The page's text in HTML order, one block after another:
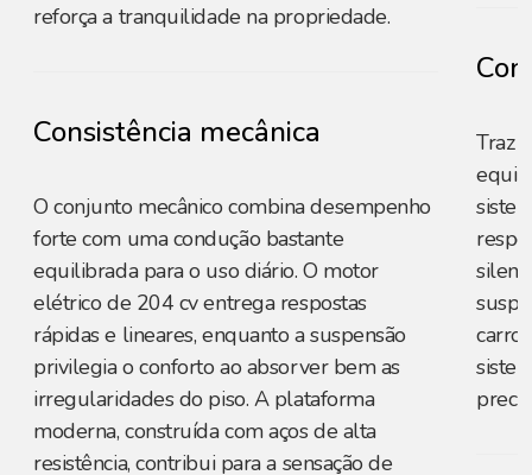
reforça a tranquilidade na propriedade.
Consistência mecânica
O conjunto mecânico combina desempenho
forte com uma condução bastante
equilibrada para o uso diário. O motor
elétrico de 204 cv entrega respostas
rápidas e lineares, enquanto a suspensão
privilegia o conforto ao absorver bem as
irregularidades do piso. A plataforma
moderna, construída com aços de alta
resistência, contribui para a sensação de
Traz